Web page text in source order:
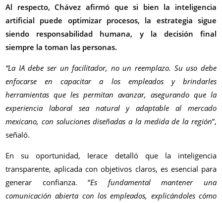
Al respecto, Chávez afirmó que si bien la inteligencia
artificial puede optimizar procesos, la estrategia sigue
siendo responsabilidad humana, y la decisión final
siempre la toman las personas.
“La IA debe ser un facilitador, no un reemplazo. Su uso debe
enfocarse en capacitar a los empleados y brindarles
herramientas que les permitan avanzar, asegurando que la
experiencia laboral sea natural y adaptable al mercado
mexicano, con soluciones diseñadas a la medida de la región”,
señaló.
En su oportunidad, Ierace detalló que la inteligencia
transparente, aplicada con objetivos claros, es esencial para
generar confianza. “Es fundamental mantener una
comunicación abierta con los empleados, explicándoles cómo